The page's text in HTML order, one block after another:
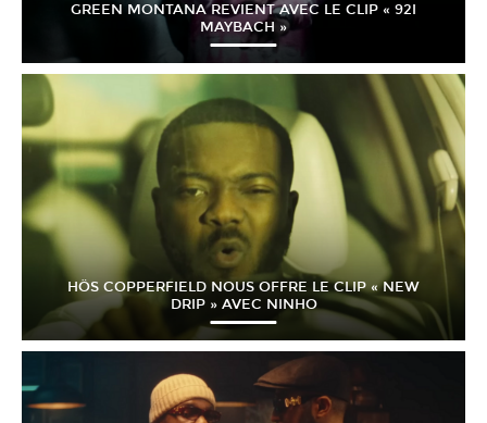
GREEN MONTANA REVIENT AVEC LE CLIP « 92I
MAYBACH »
HÖS COPPERFIELD NOUS OFFRE LE CLIP « NEW
DRIP » AVEC NINHO